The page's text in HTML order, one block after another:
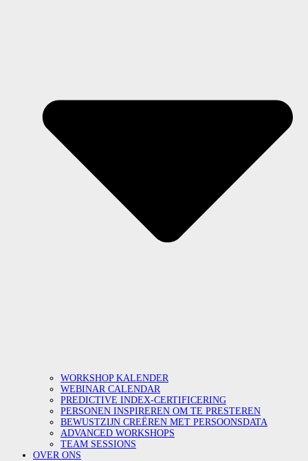
WORKSHOP KALENDER
WEBINAR CALENDAR
PREDICTIVE INDEX-CERTIFICERING
PERSONEN INSPIREREN OM TE PRESTEREN
BEWUSTZIJN CREËREN MET PERSOONSDATA
ADVANCED WORKSHOPS
TEAM SESSIONS
OVER ONS